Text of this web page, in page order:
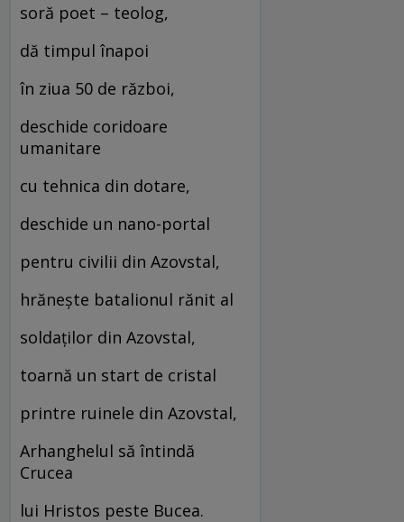
soră poet – teolog,
dă timpul înapoi
în ziua 50 de război,
deschide coridoare
umanitare
cu tehnica din dotare,
deschide un nano-portal
pentru civilii din Azovstal,
hrănește batalionul rănit al
soldaților din Azovstal,
toarnă un start de cristal
printre ruinele din Azovstal,
Arhanghelul să întindă
Crucea
lui Hristos peste Bucea.